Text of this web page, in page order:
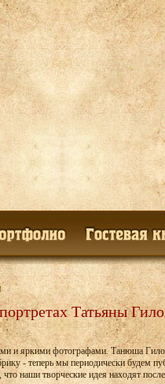
Татьяны
и яркими фотографами. Танюша
- теперь мы периодически будем
наши творческие идея находят